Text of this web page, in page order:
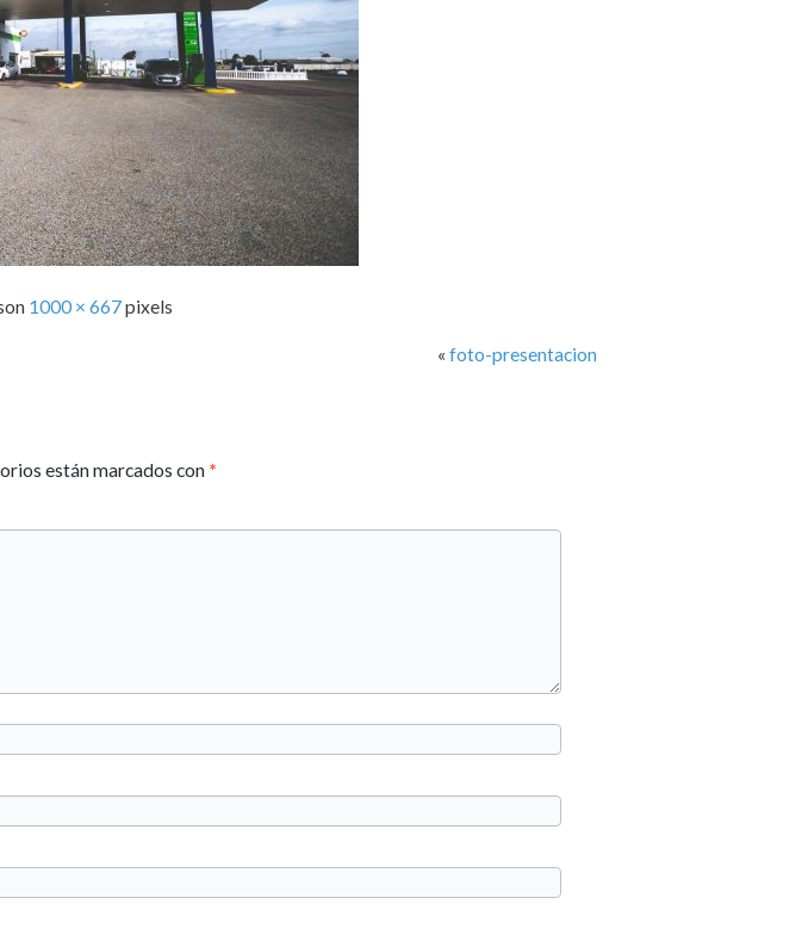
1000 × 667pixels
« foto-presentacion
están marcados con *